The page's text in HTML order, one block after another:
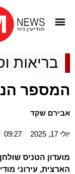
בריאות
המספר
אבירם שקד
יולי 17, 2025 09:27
מועדון הטניס
הארצית, עירוני